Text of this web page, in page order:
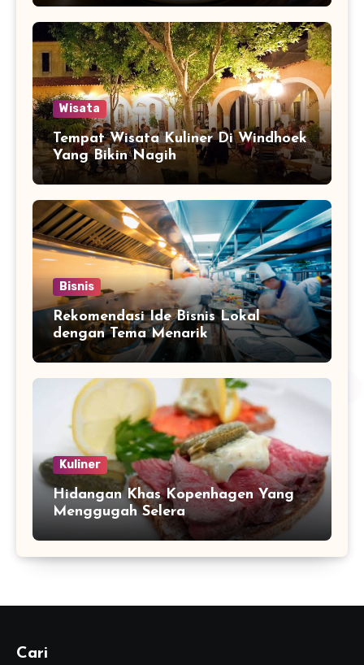
Wisata
Tempat Wisata Kuliner Di Windhoek
Yang Bikin Nagih
Bisnis
Rekomendasi Ide Bisnis Lokal
dengan Tema Menarik
Kuliner
Hidangan Khas Kopenhagen Yang
Menggugah Selera
Cari